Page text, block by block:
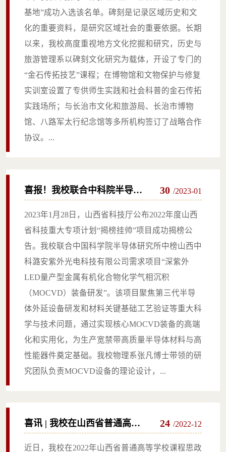
名单
基地”成功入选该名单。碑刻是记录区域历史和文
化的重要资料，是研究区域社会的重要依据。长期
以来，我校高度重视地方文化挖掘和研究，历史与
旅游管理系以碑刻文化研究为载体，开设了专门的
“金石传拓技艺”课程；在博物馆和文物保护与修复
实训室设置了专供师生实践和社会科普的金石传拓
实践场所；与长治市文化和旅游局、长治市博物
馆、八路军太行纪念馆等多所机构签订了战略合作
协议。...
喜报！我校联合中科院半导体
划“揭榜挂帅”项目
30 /2023-01
2023年1月28日，山西省科技厅公布2022年度山西
省科技重大专项计划“揭榜挂帅”项目成功揭榜公
告。我校联合中国科学院半导体研究所中榜山西中
科潞安紫外光电科技有限公司需求项目“深紫外
LED量产型金属有机化合物化学气相沉积
（MOCVD）装备研发”。该项目聚焦第三代半导
体外延设备研发和材料关键基础工艺验证等重大科
学与技术问题，通过实现核心MOCVD装备的高端
化和实用化，为生产宽禁带高质量半导体材料与高
性能器件奠定基础。我校物理系张凡博士带领的研
究团队负责MOCVD设备的理论设计，...
喜讯 | 我校在山西省普通高等
学校课程思政教学设计大赛中
24 /2022-12
近日，我校在2022年山西省普通高等学校课程思政